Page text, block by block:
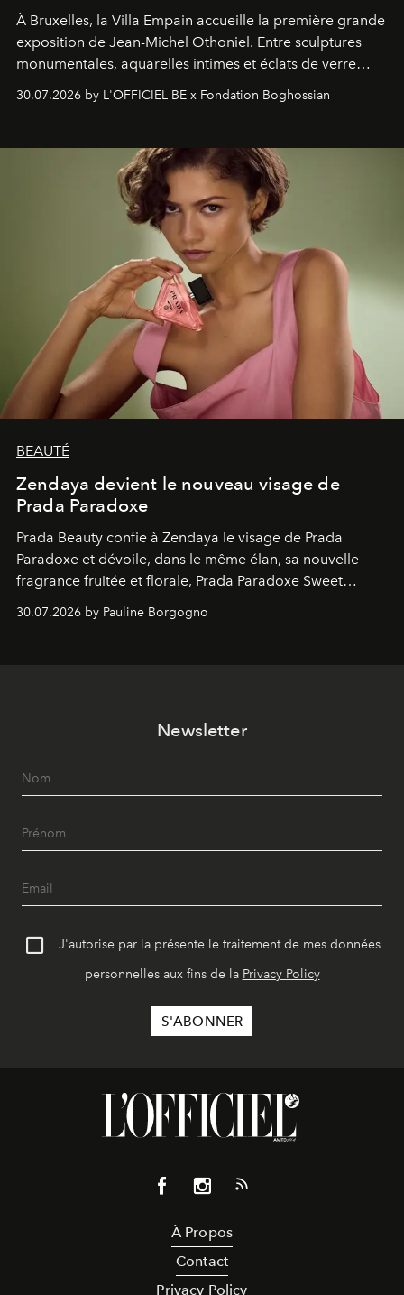
À Bruxelles, la Villa Empain accueille la première grande
exposition de Jean-Michel Othoniel. Entre sculptures
monumentales, aquarelles intimes et éclats de verre
soufflé, l’artiste français compose un itinéraire
émotionnel où chaque œuvre devient le souvenir
émerveillement.
30.07.2026 by L'OFFICIEL BE x Fondation Boghossian
BEAUTÉ
Zendaya devient le nouveau visage de
Prada Paradoxe
Prada Beauty confie à Zendaya le visage de Prada
Paradoxe et dévoile, dans le même élan, sa nouvelle
fragrance fruitée et florale, Prada Paradoxe Sweet
Chemistry Eau de Parfum.
30.07.2026 by Pauline Borgogno
Newsletter
J'autorise par la présente le traitement de mes données
personnelles aux fins de la Privacy Policy
À Propos
Contact
Privacy Policy